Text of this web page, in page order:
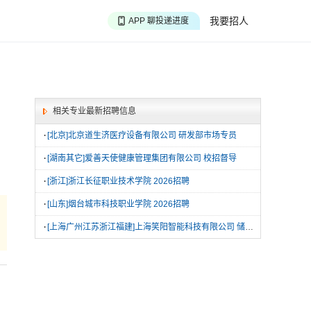
我要招人
APP 聊投递进度
相关专业最新招聘信息
· [北京]北京道生济医疗设备有限公司 研发部市场专员
· [湖南其它]爱善天使健康管理集团有限公司 校招督导
· [浙江]浙江长征职业技术学院 2026招聘
· [山东]烟台城市科技职业学院 2026招聘
· [上海广州江苏浙江福建]上海笑阳智能科技有限公司 储备干部